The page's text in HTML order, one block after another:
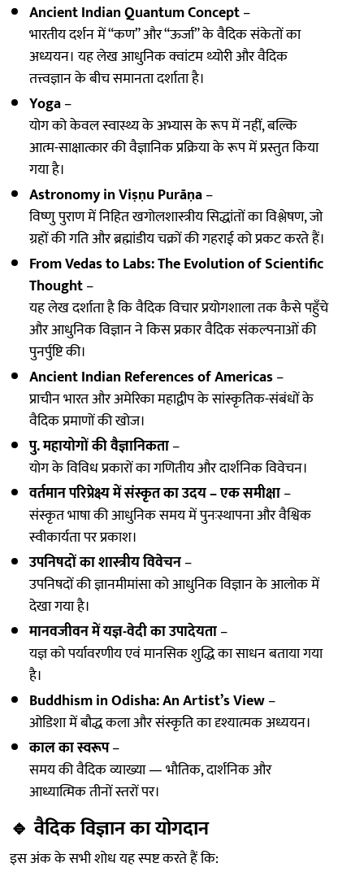
Ancient Indian Quantum Concept–
भारतीय दर्शन में “कण” और “ऊर्जा” के वैदिक संकेतों का
अध्ययन। यह लेख आधुनिक क्वांटम थ्योरी और वैदिक
तत्त्वज्ञान के बीच समानता दर्शाता है।
Yoga–
योग को केवल स्वास्थ्य के अभ्यास के रूप में नहीं, बल्कि
आत्म-साक्षात्कार की वैज्ञानिक प्रक्रिया के रूप में प्रस्तुत किया
गया है।
Astronomy in Viṣṇu Purāṇa–
विष्णु पुराण में निहित खगोलशास्त्रीय सिद्धांतों का विश्लेषण, जो
ग्रहों की गति और ब्रह्मांडीय चक्रों की गहराई को प्रकट करते हैं।
From Vedas to Labs: The Evolution of Scientific
Thought–
यह लेख दर्शाता है कि वैदिक विचार प्रयोगशाला तक कैसे पहुँचे
और आधुनिक विज्ञान ने किस प्रकार वैदिक संकल्पनाओं की
पुनर्पुष्टि की।
Ancient Indian References of Americas–
प्राचीन भारत और अमेरिका महाद्वीप के सांस्कृतिक-संबंधों के
वैदिक प्रमाणों की खोज।
पु. महायोगों की वैज्ञानिकता–
योग के विविध प्रकारों का गणितीय और दार्शनिक विवेचन।
वर्तमान परिप्रेक्ष्य में संस्कृत का उदय – एक समीक्षा–
संस्कृत भाषा की आधुनिक समय में पुनःस्थापना और वैश्विक
स्वीकार्यता पर प्रकाश।
उपनिषदों का शास्त्रीय विवेचन–
उपनिषदों की ज्ञानमीमांसा को आधुनिक विज्ञान के आलोक में
देखा गया है।
मानवजीवन में यज्ञ-वेदी का उपादेयता–
यज्ञ को पर्यावरणीय एवं मानसिक शुद्धि का साधन बताया गया
है।
Buddhism in Odisha: An Artist’s View–
ओडिशा में बौद्ध कला और संस्कृति का दृश्यात्मक अध्ययन।
काल का स्वरूप–
समय की वैदिक व्याख्या — भौतिक, दार्शनिक और
आध्यात्मिक तीनों स्तरों पर।
🔹वैदिक विज्ञान का योगदान
इस अंक के सभी शोध यह स्पष्ट करते हैं कि: